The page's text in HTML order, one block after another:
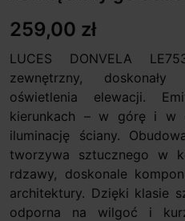
259,00 zł
LUCES DONVELA
zewnętrzny,
oświetlenia elewacji.
kierunkach – w górę i w
iluminację ściany.
tworzywa sztucznego w
rdzawy, doskonale
architektury. Dzięki klasie
odporna na wilgoć i